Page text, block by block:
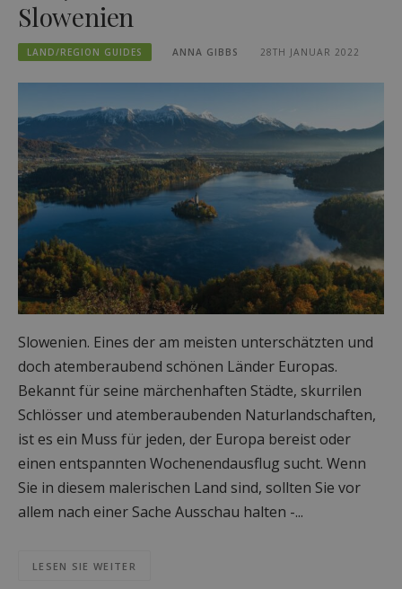
Slowenien
LAND/REGION GUIDES ANNA GIBBS 28TH JANUAR 2022
Slowenien. Eines der am meisten unterschätzten und
doch atemberaubend schönen Länder Europas.
Bekannt für seine märchenhaften Städte, skurrilen
Schlösser und atemberaubenden Naturlandschaften,
ist es ein Muss für jeden, der Europa bereist oder
einen entspannten Wochenendausflug sucht. Wenn
Sie in diesem malerischen Land sind, sollten Sie vor
allem nach einer Sache Ausschau halten -...
LESEN SIE WEITER